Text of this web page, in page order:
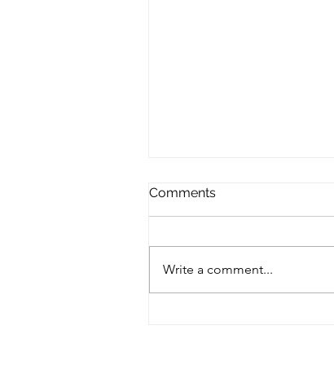
Buongiorno Roma
Comments
Write a comment...